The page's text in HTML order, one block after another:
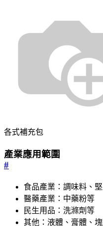
各式補充包
產業應用範圍
#
食品產業：調味料、
醫藥產業：中藥粉等
民生用品：洗滌劑等
其他：液體、膏體、